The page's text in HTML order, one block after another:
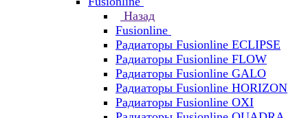
Назад
Fusionline
Радиаторы Fusionline ECLIPSE
Радиаторы Fusionline FLOW
Радиаторы Fusionline GALO
Радиаторы Fusionline HORIZON
Радиаторы Fusionline OXI